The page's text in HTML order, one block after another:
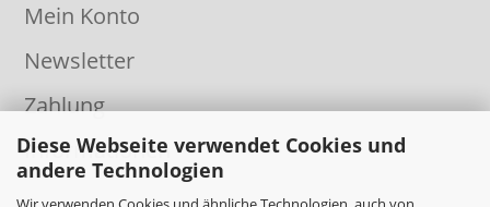
Diese Webseite verwendet Cookies und
andere Technologien
Mein Konto
Newsletter
Zahlung
Informationen